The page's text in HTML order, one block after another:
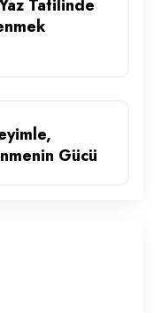
Tatilinde
Gücü